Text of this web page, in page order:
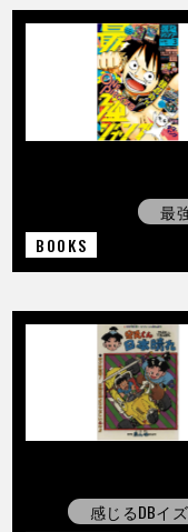
最
BOOKS
感じるDBイ